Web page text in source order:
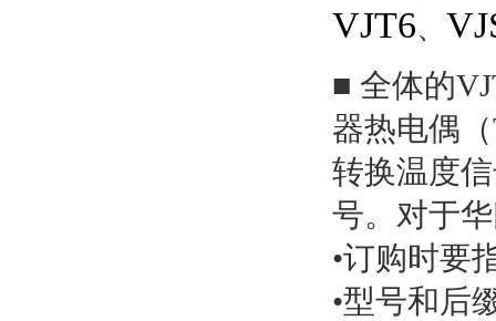
VJT6、
■ 全体的
器热电偶
转换温度
号。对于
•订购时要
•型号和后